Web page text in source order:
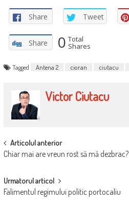
Share Tweet
Share 0 Total
Shares
Tagged Antena 2 cioran ciutacu
Victor Ciutacu
POST
NAVIGATION
Articolul anterior
Chiar mai are vreun rost să mă dezbrac?
Urmatorul articol
Falimentul regimului politic portocaliu